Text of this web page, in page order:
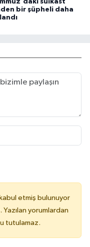
suikast
bir şüpheli daha
kabul etmiş bulunuyor
yorumlardan
tutulamaz.